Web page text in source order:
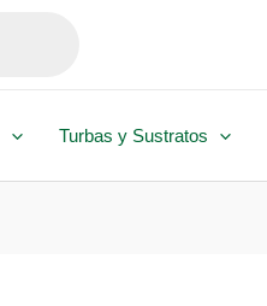
Turbas y Sustratos